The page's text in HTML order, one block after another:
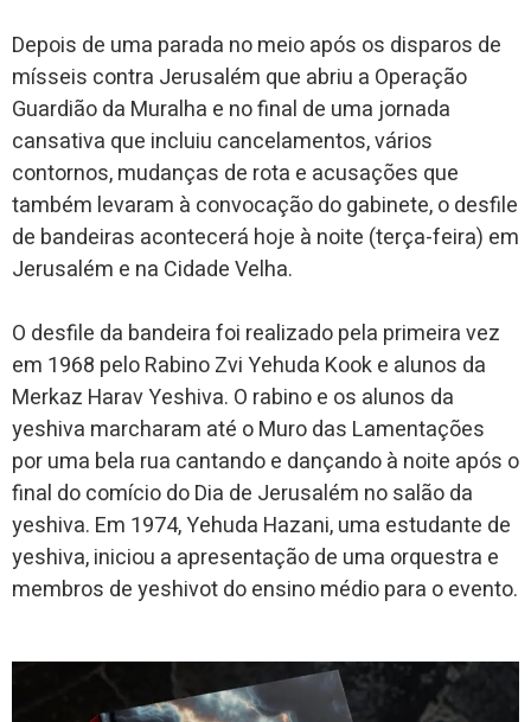
Depois de uma parada no meio após os disparos de
mísseis contra Jerusalém que abriu a Operação
Guardião da Muralha e no final de uma jornada
cansativa que incluiu cancelamentos, vários
contornos, mudanças de rota e acusações que
também levaram à convocação do gabinete, o desfile
de bandeiras acontecerá hoje à noite (terça-feira) em
Jerusalém e na Cidade Velha.
O desfile da bandeira foi realizado pela primeira vez
em 1968 pelo Rabino Zvi Yehuda Kook e alunos da
Merkaz Harav Yeshiva. O rabino e os alunos da
yeshiva marcharam até o Muro das Lamentações
por uma bela rua cantando e dançando à noite após o
final do comício do Dia de Jerusalém no salão da
yeshiva. Em 1974, Yehuda Hazani, uma estudante de
yeshiva, iniciou a apresentação de uma orquestra e
membros de yeshivot do ensino médio para o evento.